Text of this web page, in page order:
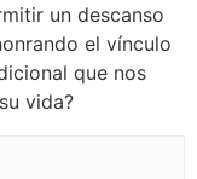
un descanso
el vínculo
que nos
vida?